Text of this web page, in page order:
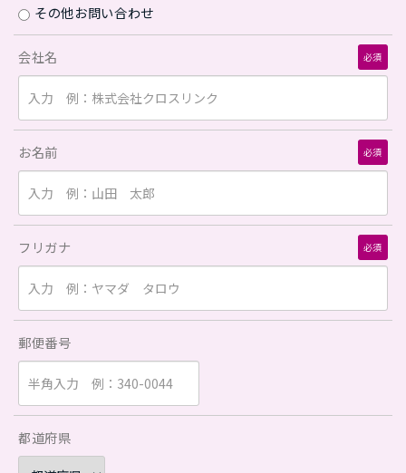
その他お問い合わせ
会社名 必須
お名前 必須
フリガナ 必須
郵便番号
都道府県